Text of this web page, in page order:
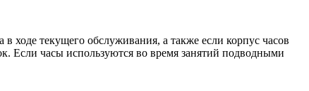
ходе текущего обслуживания, а также если корпус часов
Если часы используются во время занятий подводными